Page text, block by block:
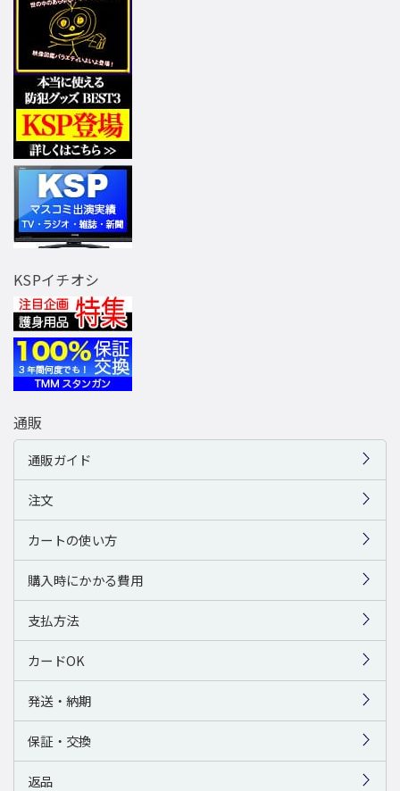
KSPイチオシ
通販
通販ガイド
注文
カートの使い方
購入時にかかる費用
支払方法
カードOK
発送・納期
保証・交換
返品